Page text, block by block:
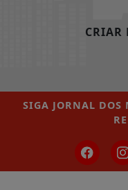
CRIAR
SIGA JORNAL